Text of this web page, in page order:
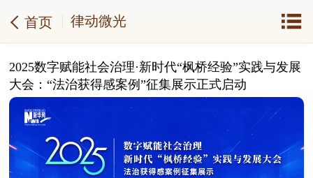
首页 律动微光
2025数字赋能社会治理·新时代“枫桥经验”实践与发展
大会：“法治获得感案例”征集展示正式启动